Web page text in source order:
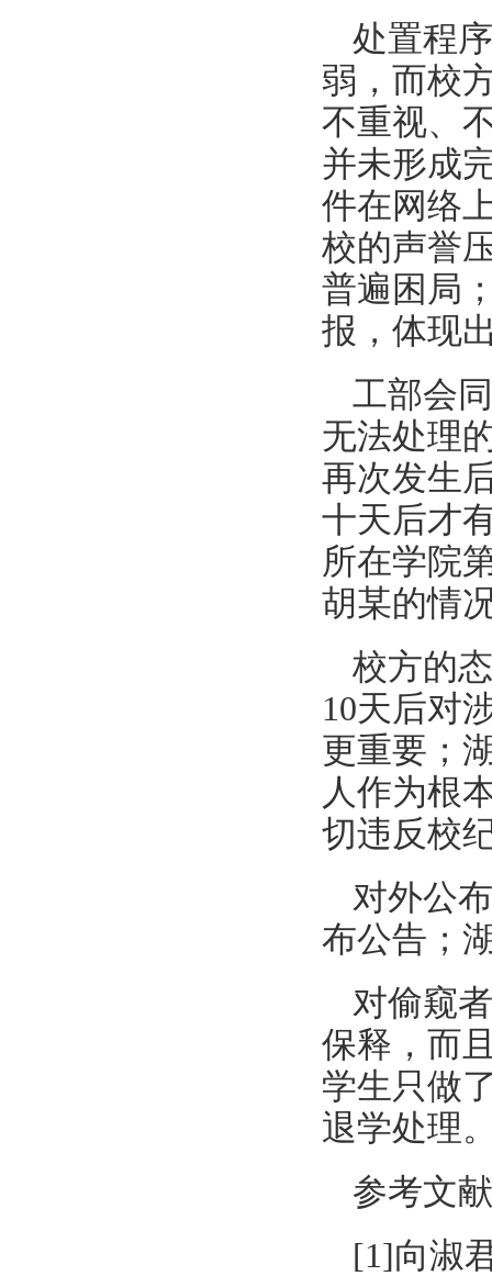
处置程序
弱，而校
不重视、
并未形成
件在网络
校的声誉
普遍困局
报，体现
工部会
无法处理
再次发生
十天后才
所在学院
胡某的情
校方的
10天后对
更重要；
人作为根
切违反校
对外公
布公告；
对偷窥
保释，而
学生只做
退学处理
参考文献
[1]向淑